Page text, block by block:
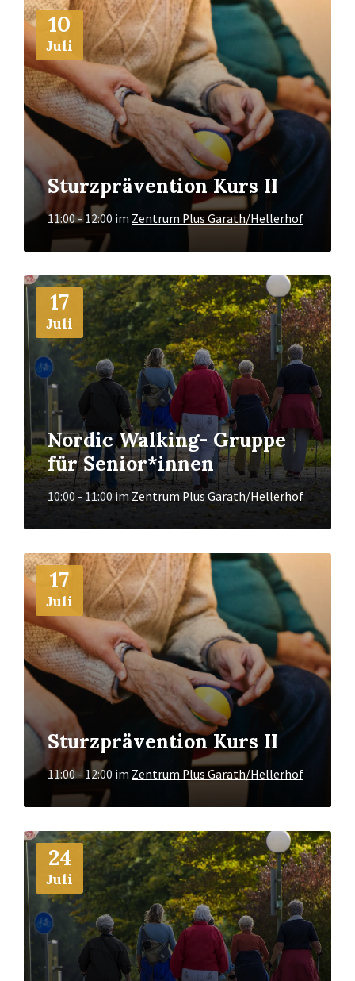
10
Juli
Sturzprävention Kurs II
11:00 - 12:00 im Zentrum Plus Garath/Hellerhof
Mehr
Info
17
Juli
Nordic Walking- Gruppe
für Senior*innen
10:00 - 11:00imZentrum Plus Garath/Hellerhof
Mehr
Info
17
Juli
Sturzprävention Kurs II
11:00 - 12:00 im Zentrum Plus Garath/Hellerhof
Mehr
Info
24
Juli
Mehr
Info